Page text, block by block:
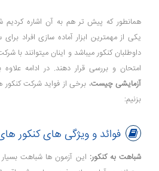
همانطور که پیش تر هم به آن اشاره
یکی از مهمترین ابزار آماده سازی افراد
داوطلبان کنکور میباشد و اینان میتوانند با
امتحان و بررسی قرار دهند. در ادامه
آزمایشی چیست، برخی از فواید شرکت کنکور
بزنیم:
فوائد و ویژگی های کنکور
شباهت به کنکور: این آزمون ها شباهت بسیار